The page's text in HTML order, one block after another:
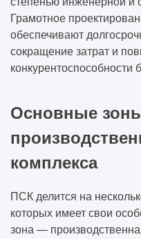
Грамотное
обеспечивают
сокращение затрат и
конкурентоспособности
Основные
комплекса
ПСК делится на
которых имеет свои
зона —